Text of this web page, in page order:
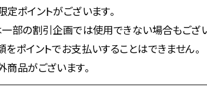
ポイントがございます。
一部の割引企画では使用できない場合もござ
ポイントでお支払いすることはできません。
商品がございます。